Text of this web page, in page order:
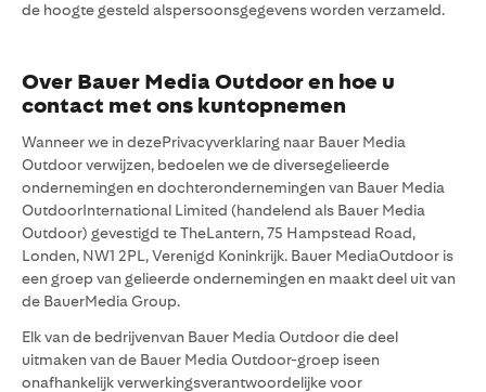
de hoogte gesteld alspersoonsgegevens worden verzameld.
Over Bauer Media Outdoor en hoe u
contact met ons kuntopnemen
Wanneer we in dezePrivacyverklaring naar Bauer Media
Outdoor verwijzen, bedoelen we de diversegelieerde
ondernemingen en dochterondernemingen van Bauer Media
OutdoorInternational Limited (handelend als Bauer Media
Outdoor) gevestigd te TheLantern, 75 Hampstead Road,
Londen, NW1 2PL, Verenigd Koninkrijk. Bauer MediaOutdoor is
een groep van gelieerde ondernemingen en maakt deel uit van
de BauerMedia Group.
Elk van de bedrijvenvan Bauer Media Outdoor die deel
uitmaken van de Bauer Media Outdoor-groep iseen
onafhankelijk verwerkingsverantwoordelijke voor